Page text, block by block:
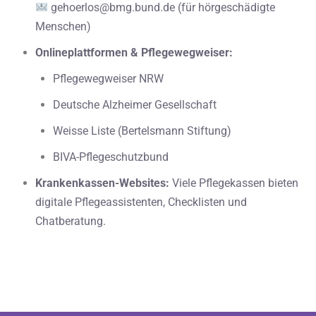
gehoerlos@bmg.bund.de (für hörgeschädigte
Menschen)
Onlineplattformen & Pflegewegweiser:
Pflegewegweiser NRW
Deutsche Alzheimer Gesellschaft
Weisse Liste (Bertelsmann Stiftung)
BIVA-Pflegeschutzbund
Krankenkassen-Websites: Viele Pflegekassen bieten
digitale Pflegeassistenten, Checklisten und
Chatberatung.